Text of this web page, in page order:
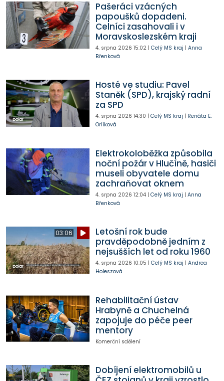
Pašeráci vzácných
papoušků dopadeni.
Celníci zasahovali i v
Moravskoslezském kraji
4. srpna 2026 15:02| Celý MS kraj | Anna
Břenková
Hosté ve studiu: Pavel
Staněk (SPD), krajský radní
za SPD
4. srpna 2026 14:30 | Celý MS kraj | Renáta E.
Orlíková
Elektrokoloběžka způsobila
noční požár v Hlučíně, hasiči
museli obyvatele domu
zachraňovat oknem
4. srpna 2026 12:04| Celý MS kraj | Anna
Břenková
03:06
Letošní rok bude
pravděpodobně jedním z
nejsušších let od roku 1960
4. srpna 2026 10:05 | Celý MS kraj | Andrea
Holeszová
Rehabilitační ústav
Hrabyně a Chuchelná
zapojuje do péče peer
mentory
Komerční sdělení
Dobíjení elektromobilů u